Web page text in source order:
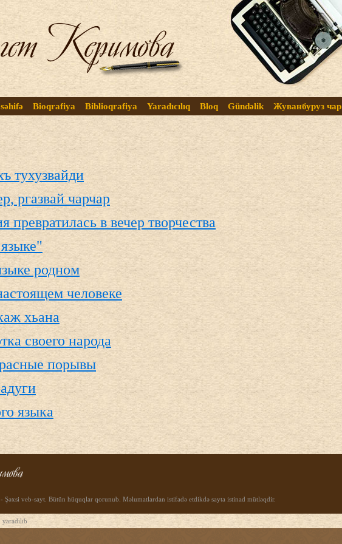
Bioqrafiya Biblioqrafiya Yaradıcılıq Bloq Gündəlik Жуванбуруз чар
тухузвайди
ргазвай чарчар
превратилась в вечер творчества
родном
человеке
хьана
своего народа
порывы
языка
Şəxsi veb-sayt. Bütün hüquqlar qorunub. Məlumatlardan istifadə etdikdə sayta istinad mütləqdir.